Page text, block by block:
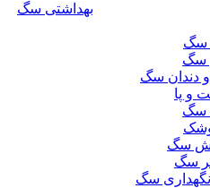
بهداشتی سگ
سگ
سگ
دندان سگ
و پا
سگ
سگ
سگ
سگ